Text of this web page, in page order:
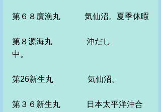
第６８廣漁丸　　　気仙沼。夏季休暇
第８源海丸　　　 　沖だし
中。
第26新生丸　　　　 気仙沼。
第３６新生丸　　　 日本太平洋沖合